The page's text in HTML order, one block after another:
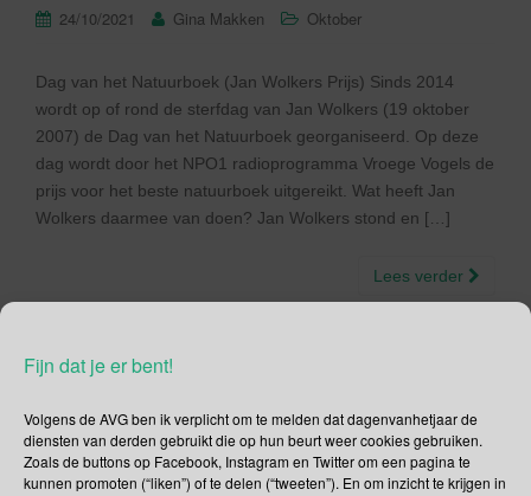
Fijn dat je er bent!
Volgens de AVG ben ik verplicht om te melden dat dagenvanhetjaar de
diensten van derden gebruikt die op hun beurt weer cookies gebruiken.
Zoals de buttons op Facebook, Instagram en Twitter om een pagina te
kunnen promoten (“liken”) of te delen (“tweeten”). En om inzicht te krijgen in
24/10/2021 Gina Makken Oktober
Dag van het Natuurboek (Jan Wolkers Prijs) Sinds 2014
wordt op of rond de sterfdag van Jan Wolkers (19 oktober
2007) de Dag van het Natuurboek georganiseerd. Op deze
dag wordt door het NPO1 radioprogramma Vroege Vogels de
prijs voor het beste natuurboek uitgereikt. Wat heeft Jan
Wolkers daarmee van doen? Jan Wolkers stond en […]
Lees verder
11 november – Elfde van
de Elfde | Sint Maarten |